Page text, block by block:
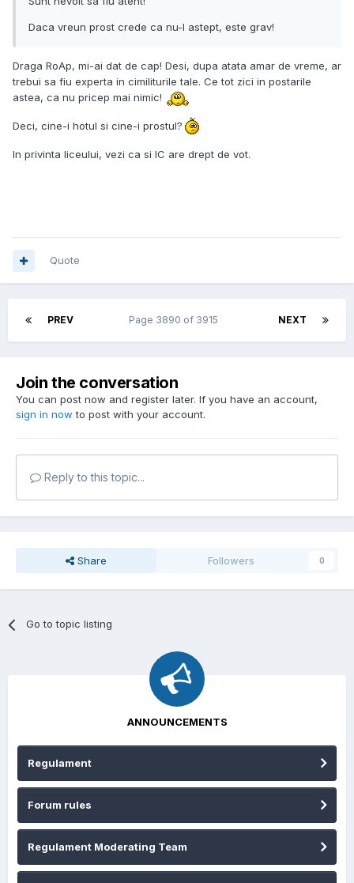
Daca vreun prost crede ca nu-l astept, este grav!
Draga RoAp, mi-ai dat de cap! Desi, dupa atata amar de vreme, ar
trebui sa fiu experta in cimiliturile tale. Ce tot zici in postarile
astea, ca nu pricep mai nimic!
Deci, cine-i hotul si cine-i prostul?
In privinta liceului, vezi ca si IC are drept de vot.
Quote
PREV NEXT
Page 3890 of 3915
Join the conversation
You can post now and register later. If you have an account,
sign in now to post with your account.
Reply to this topic...
Share Followers 0
Go to topic listing
ANNOUNCEMENTS
Regulament
Forum rules
Regulament Moderating Team